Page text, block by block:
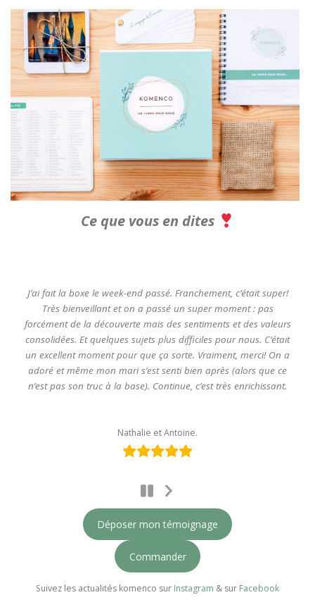
Ce que vous en dites
J’ai fait la boxe le week-end passé. Franchement, c’était super!
Très bienveillant et on a passé un super moment : pas
forcément de la découverte mais des sentiments et des valeurs
consolidées. Et quelques sujets plus difficiles pour nous. C’était
un excellent moment pour que ça sorte. Vraiment, merci! On a
adoré et même mon mari s’est senti bien après (alors que ce
n’est pas son truc à la base). Continue, c’est très enrichissant.
Nathalie et Antoine.
Slide
Déposer mon témoignage
Commander
Suivez les actualités komenco sur Instagram & sur Facebook